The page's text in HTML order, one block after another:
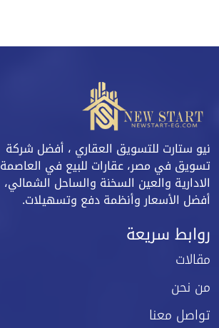
نيو ستارت للتسويق العقاري ، أفضل شركة
تسويق في مصر، عقارات للبيع في العاصمة
الادارية والعين السخنة والساحل الشمالي،
أفضل الأسعار وأنظمة دفع وتسهيلات.
روابط سريعة
مقالات
من نحن
تواصل معنا